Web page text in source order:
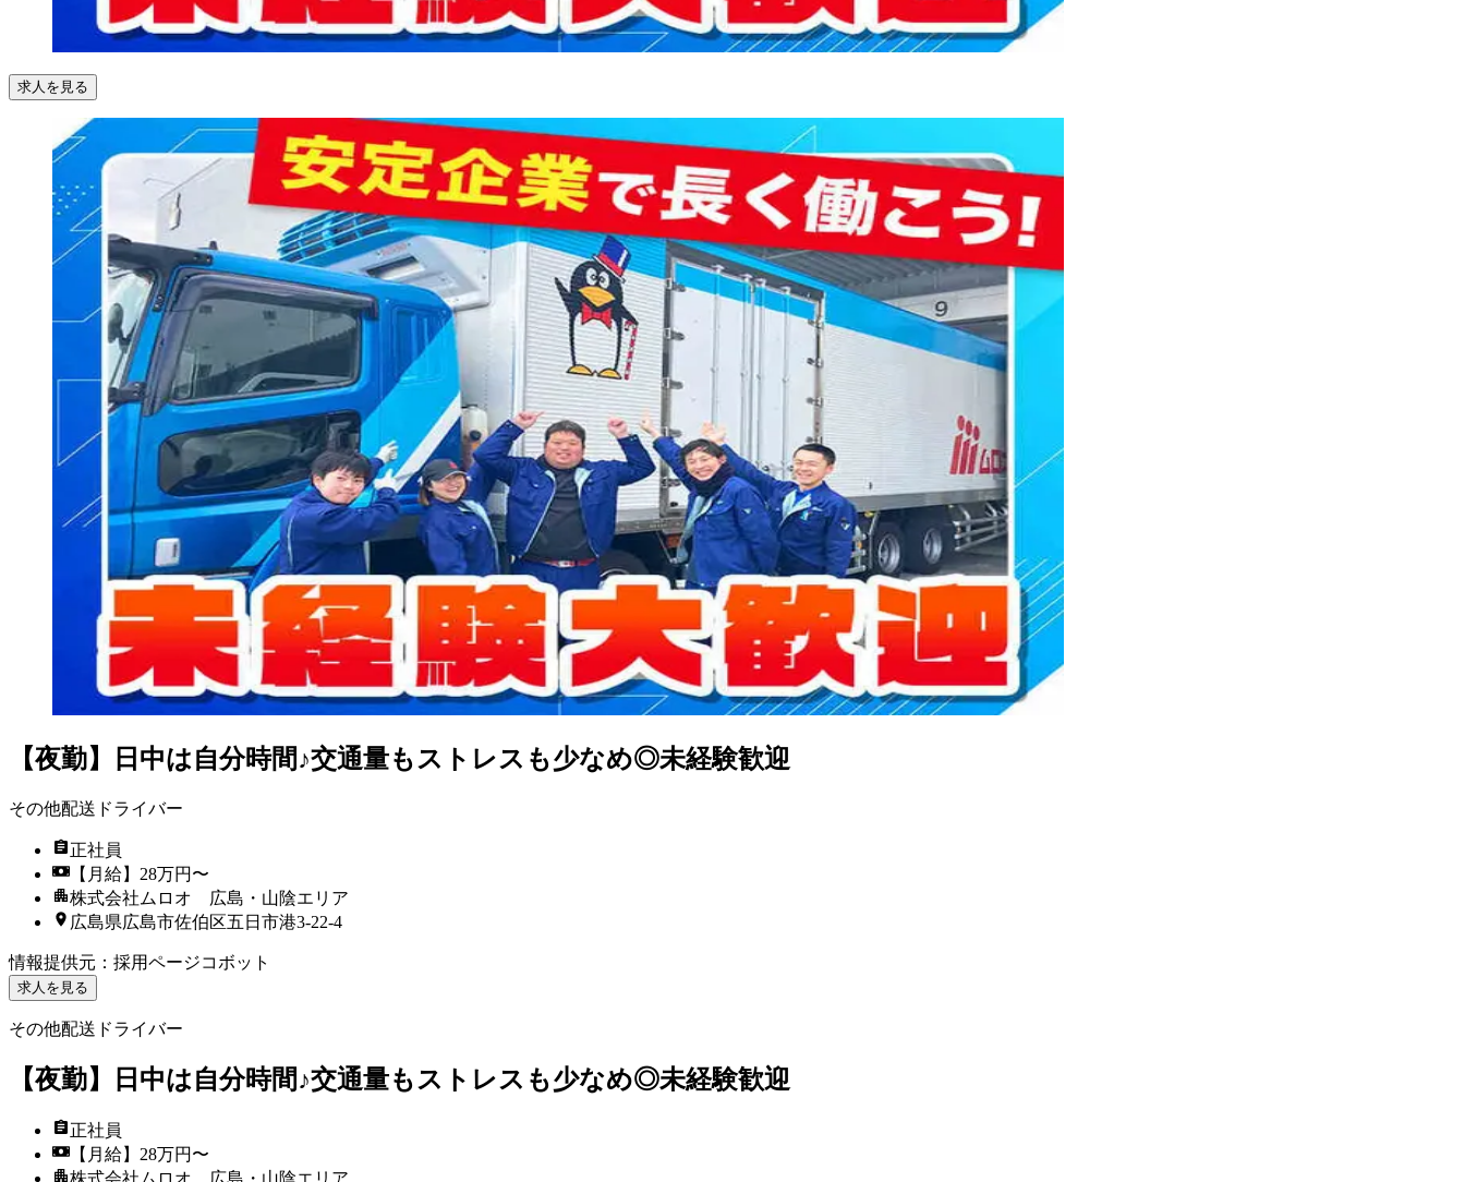
求人を見る
【夜勤】日中は自分時間♪交通量もストレスも少なめ◎未経験歓迎
その他配送ドライバー
正社員
【月給】28万円〜
株式会社ムロオ 広島・山陰エリア
広島県広島市佐伯区五日市港3-22-4
情報提供元 ： 採用ページコボット
求人を見る
その他配送ドライバー
【夜勤】日中は自分時間♪交通量もストレスも少なめ◎未経験歓迎
正社員
【月給】28万円〜